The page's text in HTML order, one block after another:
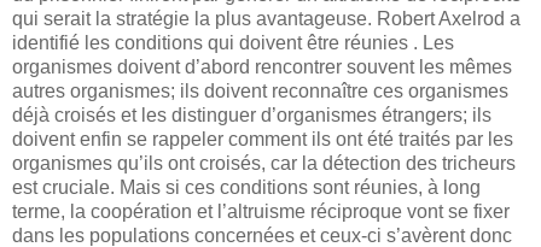
qui serait la stratégie la plus avantageuse. Robert Axelrod a
identifié les conditions qui doivent être réunies . Les
organismes doivent d’abord rencontrer souvent les mêmes
autres organismes; ils doivent reconnaître ces organismes
déjà croisés et les distinguer d’organismes étrangers; ils
doivent enfin se rappeler comment ils ont été traités par les
organismes qu’ils ont croisés, car la détection des tricheurs
est cruciale. Mais si ces conditions sont réunies, à long
terme, la coopération et l’altruisme réciproque vont se fixer
dans les populations concernées et ceux-ci s’avèrent donc